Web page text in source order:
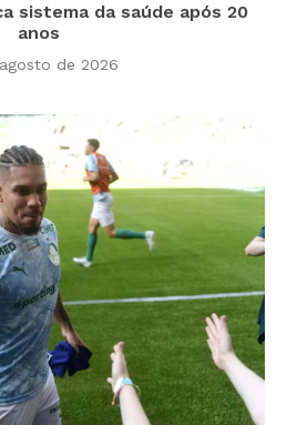
sistema da saúde após 20
anos
de 2026